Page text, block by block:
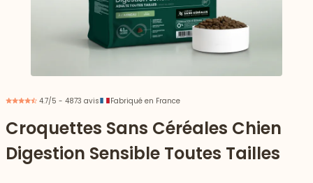
4.7/5 - 4873 avis Fabriqué en France
Croquettes Sans Céréales Chien
Digestion Sensible Toutes Tailles